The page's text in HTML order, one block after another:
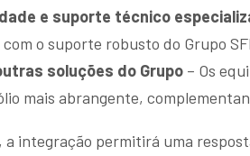
e suporte técnico
o suporte robusto do Grupo
soluções do Grupo – Os
mais abrangente,
a integração permitirá uma